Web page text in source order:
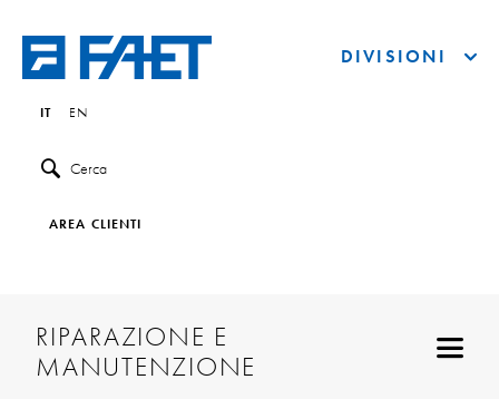
IT EN
Cerca
AREA CLIENTI
DIVISIONI
RIPARAZIONE E
MANUTENZIONE